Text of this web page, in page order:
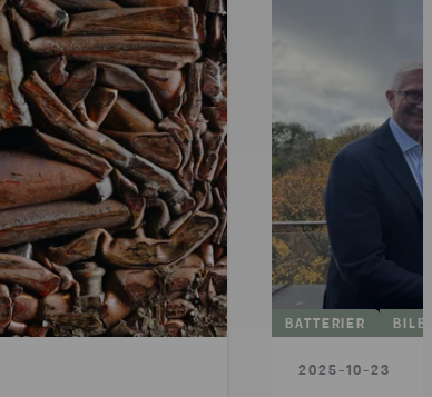
BATTERIER
2025-10-23